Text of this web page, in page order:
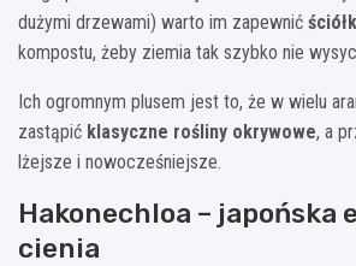
dużymi drzewami) warto im zapewnić
kompostu, żeby ziemia tak szybko nie
Ich ogromnym plusem jest to, że w wielu
zastąpić klasyczne rośliny okrywowe, a
lżejsze i nowocześniejsze.
Hakonechloa – japońska
cienia